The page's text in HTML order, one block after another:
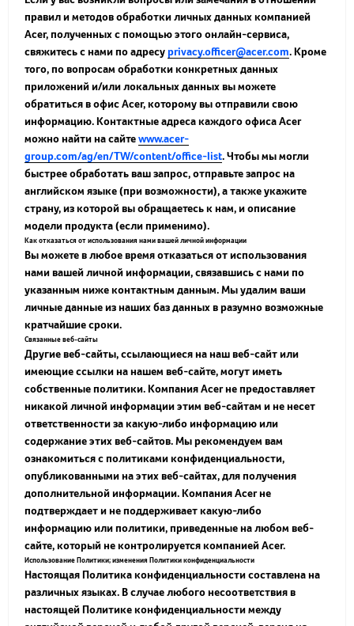
правил и методов обработки личных данных компанией
Acer, полученных с помощью этого онлайн-сервиса,
свяжитесь с нами по адресуprivacy.officer@acer.com. Кроме
того, по вопросам обработки конкретных данных
приложений и/или локальных данных вы можете
обратиться в офис Acer, которому вы отправили свою
информацию. Контактные адреса каждого офиса Acer
можно найти на сайтеwww.acer-
group.com/ag/en/TW/content/office-list. Чтобы мы могли
быстрее обработать ваш запрос, отправьте запрос на
английском языке (при возможности), а также укажите
страну, из которой вы обращаетесь к нам, и описание
модели продукта (если применимо).
Как отказаться от использования нами вашей личной информации
Вы можете в любое время отказаться от использования
нами вашей личной информации, связавшись с нами по
указанным ниже контактным данным. Мы удалим ваши
личные данные из наших баз данных в разумно возможные
кратчайшие сроки.
Связанные веб-сайты
Другие веб-сайты, ссылающиеся на наш веб-сайт или
имеющие ссылки на нашем веб-сайте, могут иметь
собственные политики. Компания Acer не предоставляет
никакой личной информации этим веб-сайтам и не несет
ответственности за какую-либо информацию или
содержание этих веб-сайтов. Мы рекомендуем вам
ознакомиться с политиками конфиденциальности,
опубликованными на этих веб-сайтах, для получения
дополнительной информации. Компания Acer не
подтверждает и не поддерживает какую-либо
информацию или политики, приведенные на любом веб-
сайте, который не контролируется компанией Acer.
Использование Политики; изменения Политики конфиденциальности
Настоящая Политика конфиденциальности составлена на
различных языках. В случае любого несоответствия в
настоящей Политике конфиденциальности между